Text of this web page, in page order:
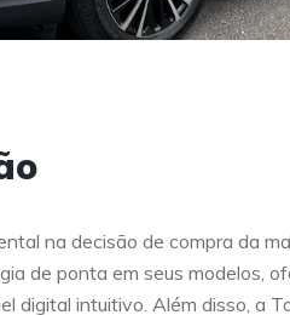
na decisão de compra da
de ponta em seus modelos,
digital intuitivo. Além disso, a